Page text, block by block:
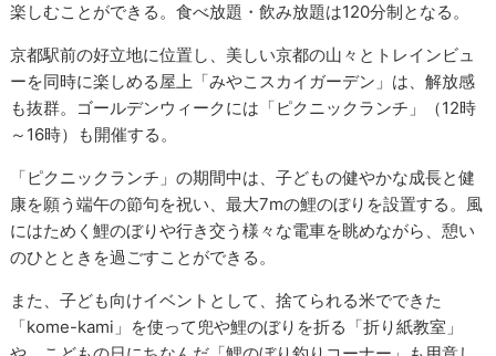
楽しむことができる。食べ放題・飲み放題は120分制となる。
京都駅前の好立地に位置し、美しい京都の山々とトレインビュ
ーを同時に楽しめる屋上「みやこスカイガーデン」は、解放感
も抜群。ゴールデンウィークには「ピクニックランチ」（12時
～16時）も開催する。
「ピクニックランチ」の期間中は、子どもの健やかな成長と健
康を願う端午の節句を祝い、最大7mの鯉のぼりを設置する。風
にはためく鯉のぼりや行き交う様々な電車を眺めながら、憩い
のひとときを過ごすことができる。
また、子ども向けイベントとして、捨てられる米でできた
「kome-kami」を使って兜や鯉のぼりを折る「折り紙教室」